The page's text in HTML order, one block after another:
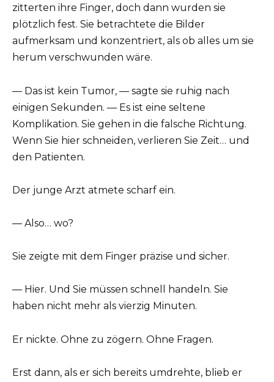
zitterten ihre Finger, doch dann wurden sie
plötzlich fest. Sie betrachtete die Bilder
aufmerksam und konzentriert, als ob alles um sie
herum verschwunden wäre.
— Das ist kein Tumor, — sagte sie ruhig nach
einigen Sekunden. — Es ist eine seltene
Komplikation. Sie gehen in die falsche Richtung.
Wenn Sie hier schneiden, verlieren Sie Zeit… und
den Patienten.
Der junge Arzt atmete scharf ein.
— Also… wo?
Sie zeigte mit dem Finger präzise und sicher.
— Hier. Und Sie müssen schnell handeln. Sie
haben nicht mehr als vierzig Minuten.
Er nickte. Ohne zu zögern. Ohne Fragen.
Erst dann, als er sich bereits umdrehte, blieb er